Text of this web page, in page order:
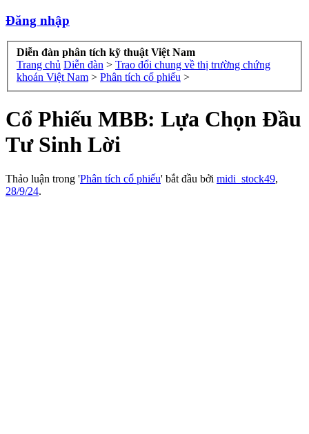
Đăng nhập
Diễn đàn phân tích kỹ thuật Việt Nam
Trang chủ Diễn đàn > Trao đổi chung về thị trường chứng
khoán Việt Nam > Phân tích cổ phiếu >
Cổ Phiếu MBB: Lựa Chọn Đầu
Tư Sinh Lời
Thảo luận trong 'Phân tích cổ phiếu' bắt đầu bởi midi_stock49,
28/9/24.